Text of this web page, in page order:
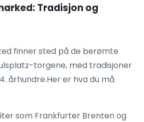
Tradisjon og
finner sted på de berømte
torgene, med tradisjoner
århundre.Her er hva du må
som Frankfurter Brenten og